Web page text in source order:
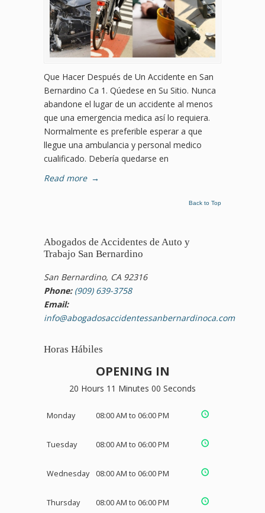
Que Hacer Después de Un Accidente en San
Bernardino Ca 1. Qúedese en Su Sitio. Nunca
abandone el lugar de un accidente al menos
que una emergencia medica así lo requiera.
Normalmente es preferible esperar a que
llegue una ambulancia y personal medico
cualificado. Debería quedarse en
Read more →
Back to Top
Abogados de Accidentes de Auto y
Trabajo San Bernardino
San Bernardino, CA 92316
Phone: (909) 639-3758
Email:
info@abogadosaccidentessanbernardinoca.com
Horas Hábiles
OPENING IN
20 Hours 10 Minutes 59 Seconds
Monday 08:00 AM to 06:00 PM
Tuesday 08:00 AM to 06:00 PM
Wednesday 08:00 AM to 06:00 PM
Thursday 08:00 AM to 06:00 PM